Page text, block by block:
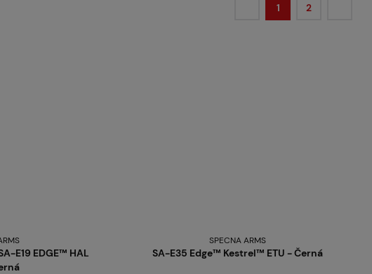
1 2
E19 EDGE™ HAL
SPECNA ARMS
SA-E35 Edge™ Kestrel™ ETU - Černá